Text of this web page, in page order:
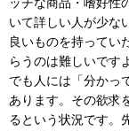
ッチな商品・嗜好性
いて詳しい人が少な
良いものを持ってい
らうのは難しいです
でも人には「分かっ
あります。その欲求
るという状況です。